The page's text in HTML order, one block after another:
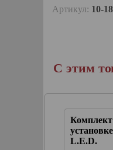
Артикул: 10-
С этим
Комплект
L.E.D.